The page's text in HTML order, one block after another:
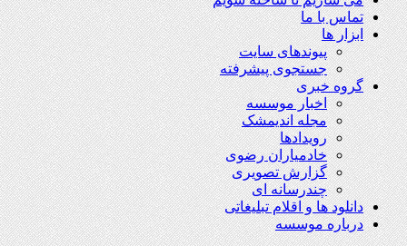
تماس با ما
ابزار ها
پیوندهای سایت
جستجوی پیشرفته
گروه خبری
اخبار موسسه
مجله اندیمشک
رویدادها
خادمیاران رضوی
گزارش تصویری
چندرسانه ای
دانلود ها و اقلام تبلیغاتی
درباره موسسه